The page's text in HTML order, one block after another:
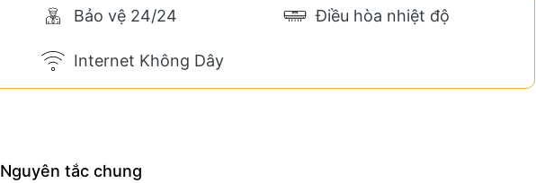
Bảo vệ 24/24 Điều hòa nhiệt độ
Internet Không Dây
Nguyên tắc chung